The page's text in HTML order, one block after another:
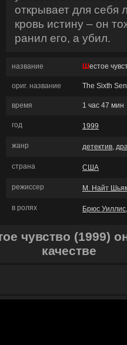
открывает для себя
кровь истину – он
ранил его, а убил.
название Шестое
ориг. название The Sixth
время 1 час 47 мин
год 1999
жанр детектив,
страна США
режиссер М. Найт
в ролях Брюс Уиллис
чувство (1999)
качестве